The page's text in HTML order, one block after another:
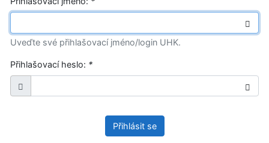
Uveďte své přihlašovací jméno/login UHK.
Přihlašovací heslo: *
Přihlásit se